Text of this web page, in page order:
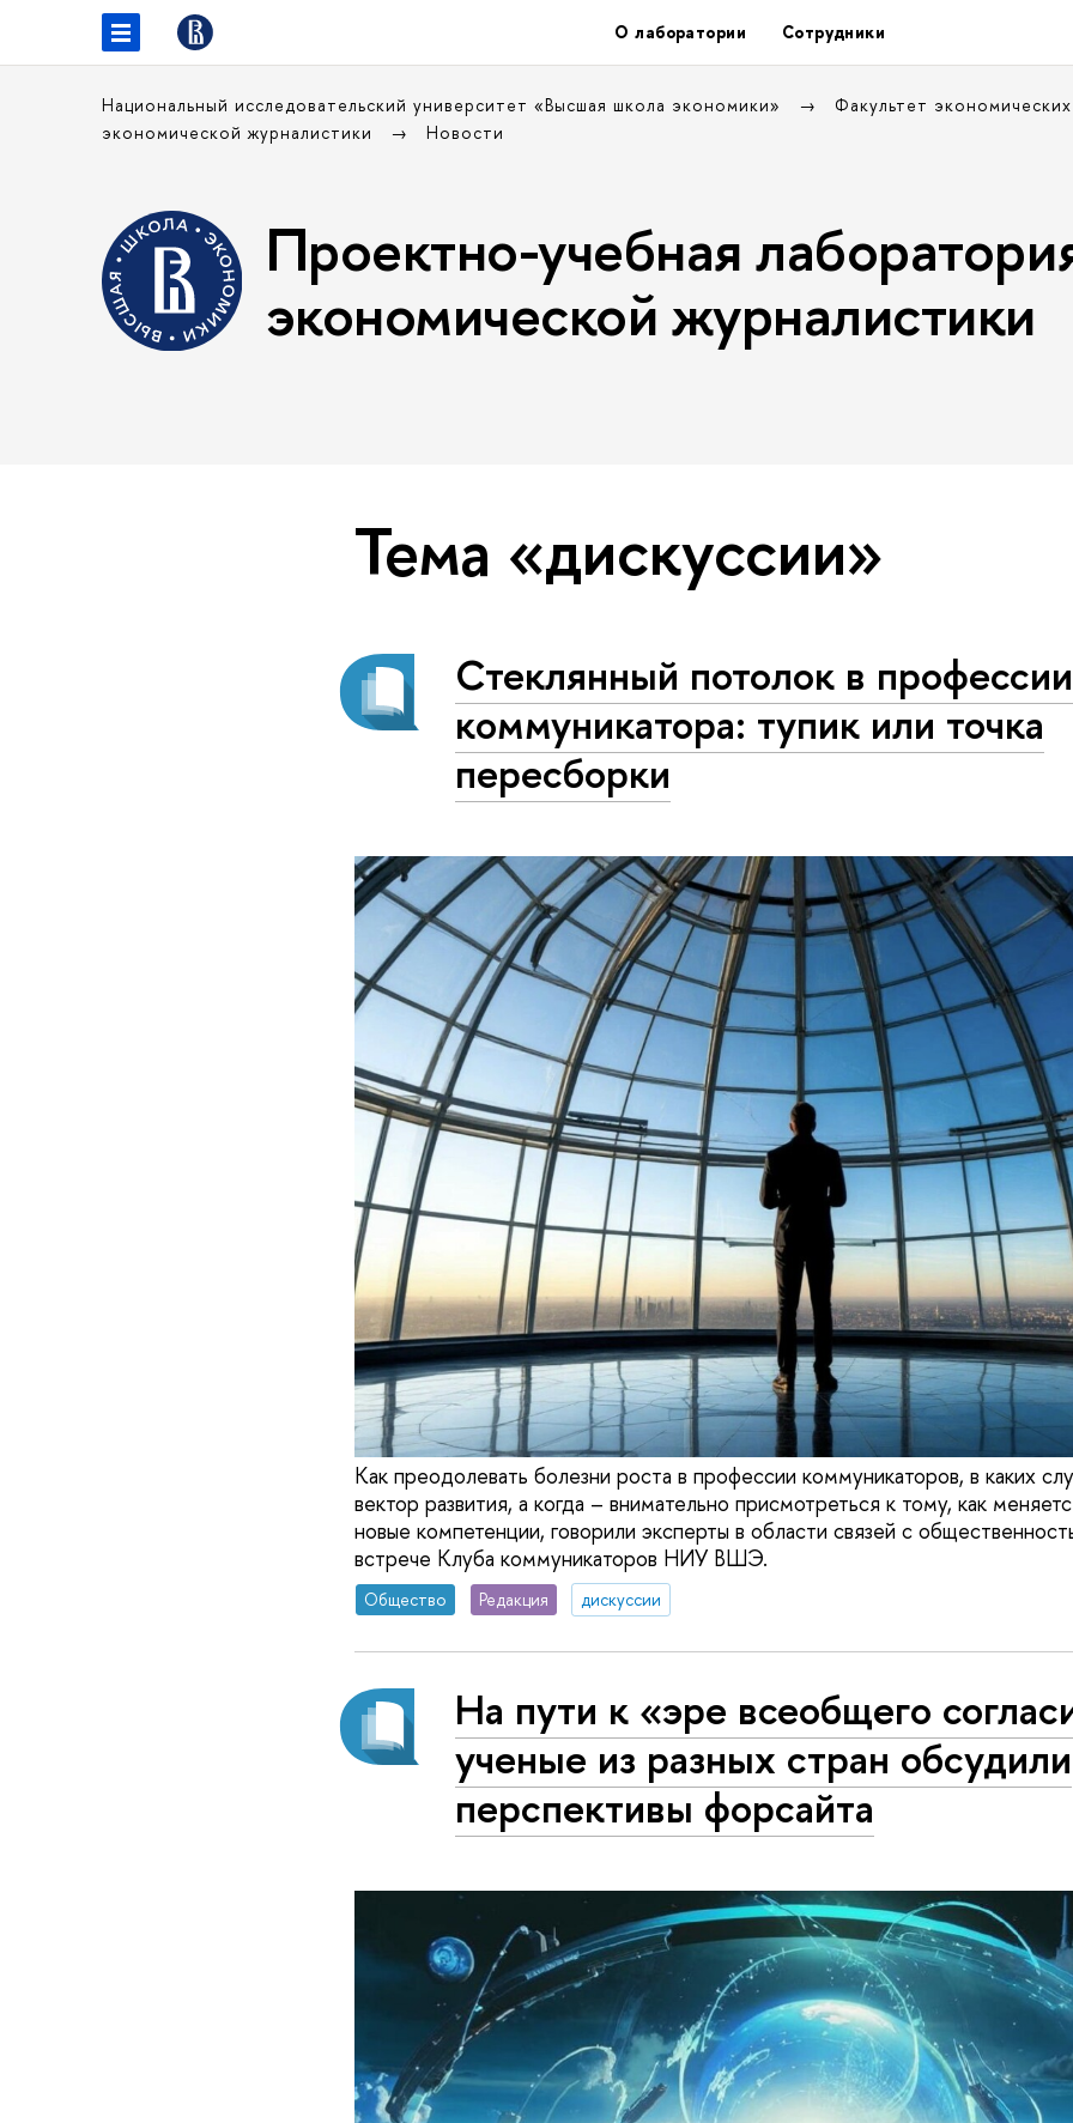
О лаборатории Сотрудники
Национальный исследовательский университет «Высшая школа экономики»
Факультет
экономической журналистики
Новости
Проектно-учебная
экономической журналистики
Тема «дискуссии»
Стеклянный потолок в профессии
коммуникатора: тупик или точка
пересборки
Как преодолевать болезни роста в профессии коммуникаторов, в каких
вектор развития, а когда – внимательно присмотреться к тому, как
новые компетенции, говорили эксперты в области связей с
встрече Клуба коммуникаторов НИУ ВШЭ.
Общество Редакция дискуссии
На пути к «эре всеобщего
ученые из разных стран обсудили
перспективы форсайта